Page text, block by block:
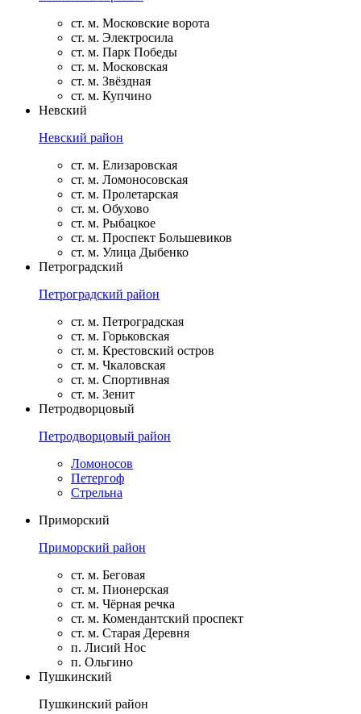
ст. м. Московские ворота
ст. м. Электросила
ст. м. Парк Победы
ст. м. Московская
ст. м. Звёздная
ст. м. Купчино
Невский
Невский район
ст. м. Елизаровская
ст. м. Ломоносовская
ст. м. Пролетарская
ст. м. Обухово
ст. м. Рыбацкое
ст. м. Проспект Большевиков
ст. м. Улица Дыбенко
Петроградский
Петроградский район
ст. м. Петроградская
ст. м. Горьковская
ст. м. Крестовский остров
ст. м. Чкаловская
ст. м. Спортивная
ст. м. Зенит
Петродворцовый
Петродворцовый район
Ломоносов
Петергоф
Стрельна
Приморский
Приморский район
ст. м. Беговая
ст. м. Пионерская
ст. м. Чёрная речка
ст. м. Комендантский проспект
ст. м. Старая Деревня
п. Лисий Нос
п. Ольгино
Пушкинский
Пушкинский район